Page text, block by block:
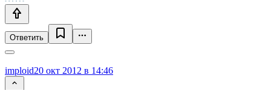
Ответить
imploid20 окт 2012 в 14:46